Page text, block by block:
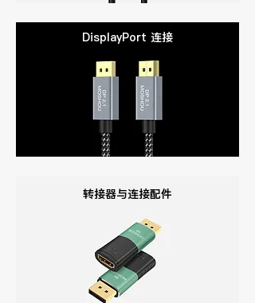
DisplayPort 连接
转接器与连接配件